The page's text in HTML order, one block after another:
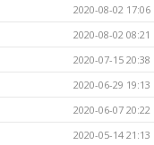
2020-08-02 17:06
2020-08-02 08:21
2020-07-15 20:38
2020-06-29 19:13
2020-06-07 20:22
2020-05-14 21:13